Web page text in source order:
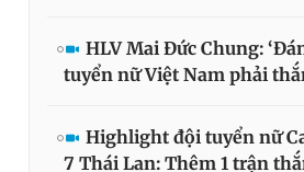
HLV Mai Đức Chung:
tuyển nữ Việt Nam phải
Highlight đội tuyển nữ
7 Thái Lan: Thêm 1 trận